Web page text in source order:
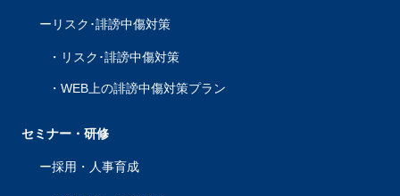
リスク･誹謗中傷対策
リスク･誹謗中傷対策
WEB上の誹謗中傷対策プラン
セミナー・研修
採用・人事育成